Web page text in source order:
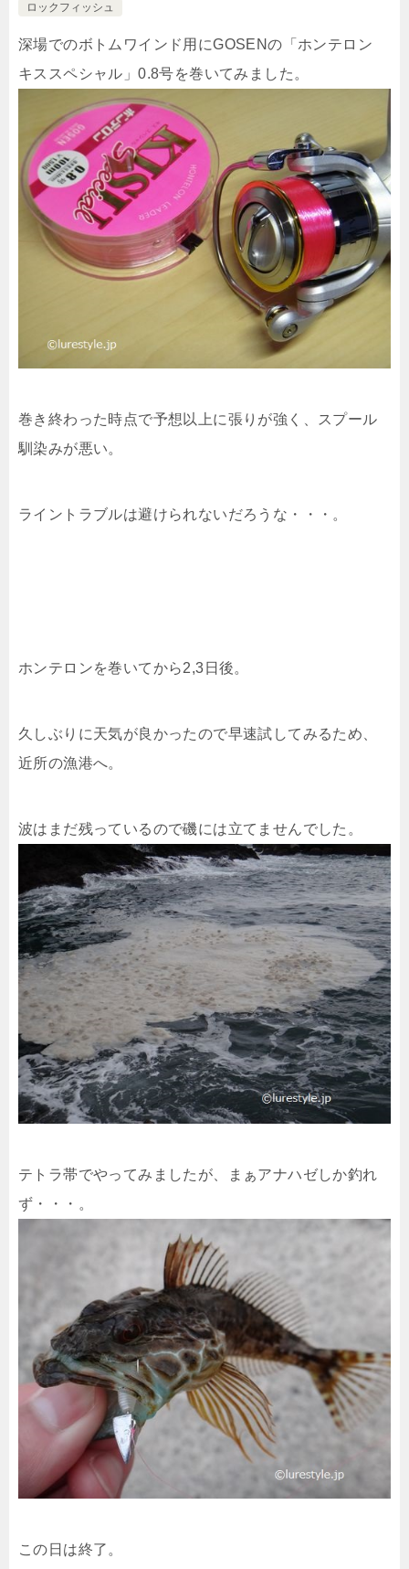
ロックフィッシュ
深場でのボトムワインド用にGOSENの「ホンテロン
キススペシャル」0.8号を巻いてみました。
巻き終わった時点で予想以上に張りが強く、スプール
馴染みが悪い。
ライントラブルは避けられないだろうな・・・。
ホンテロンを巻いてから2,3日後。
久しぶりに天気が良かったので早速試してみるため、
近所の漁港へ。
波はまだ残っているので磯には立てませんでした。
テトラ帯でやってみましたが、まぁアナハゼしか釣れ
ず・・・。
この日は終了。